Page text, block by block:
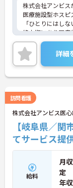
株式会社アンビス
医療施設型ホスピ
「ひとりにはし
終末期にあり医療
医療を支える社会
す。現場には看護
時の対応や医療行
者研修や実務者研
の生活を支えるケ
連携の体制がしっ
では、夜勤明けの
か、月平均の残業
り少なめです。常
を超えているため
らかじめ決められ
働けます。入職後
とりに合わせた
ーニングも導入
専門性を着実に
詳細
訪問看護
株式会社アンビス医
【岐阜県／
てサービス提
給料
月収
定
年収